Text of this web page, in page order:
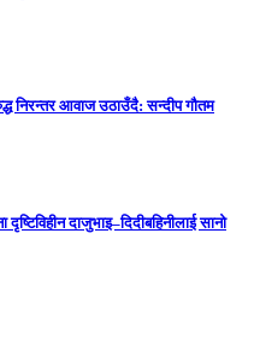
निरन्तर आवाज उठाउँदै: सन्दीप गौतम
दाजुभाइ–दिदीबहिनीलाई सानो